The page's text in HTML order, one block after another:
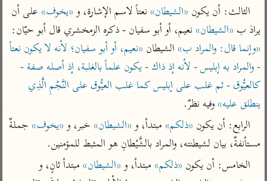
جمع الأقوال
تفسير ابن الجوزي
تفسير الماوردي
منتقاة
تفسير ابن القيم
تفسير ابن تيمية
عامّة
تفسير الرازي
أخرى
أضواء البيان
لغة وبلاغة
التحرير والتنوير
تفسير ابن عثيمين
مركَّزة العبارة
تفسير الجلالين
جامع البيان للإيجي
تفسير البيضاوي
تفسير النسفي
الوجيز للواحدي
الثالث: أن يكون «الشيطان» نعتاً لاسم الإشارة، و «يخوف»
يرادَ ب «الشيطان» نعيم، أو أبو سفيان - ذكره الزمخشري قال أبو حيّان:
«وإنما قال: والمراد ب» الشيطان
«نعيم، أو أبو سفيان؛ لأنه لا يكون نعتاً
ينطلق عليه» وفيه نظرٌ.
الرابع: أن يكون «ذلكم» مبتدأ، و «الشيطان» خبر، و «يخوف»
مستأنفةٌ، بيان لشيطنته، والمراد بالشَّيْطانِ هو المثبط للمؤمنين.
الخامس: أن يكون «ذلكم» مبتدأ، و «الشيطان» مبتدأ ثانٍ، و